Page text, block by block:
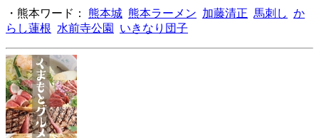
・熊本ワード： 熊本城 熊本ラーメン 加藤清正 馬刺し か
らし蓮根 水前寺公園 いきなり団子